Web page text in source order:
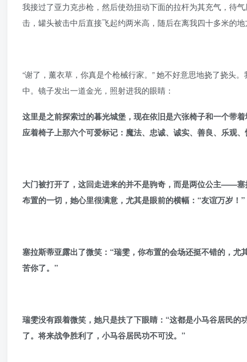
我接过了亚力克步枪，然后使劲扭动下面的拉杆为其充气，待
击，罐头被击中后直接飞起约两米高，随后在离我四十多米的地
“谢了，薰衣草，你真是个枪械行家。” 她不好意思地挠了挠头
中。镜子发出一道金光，照射进我的眼睛：
这里是之前探索过的暮光城堡，现在依旧是六张椅子和一个带
应着椅子上那六个可爱标记：魔法、忠诚、诚实、善良、乐观、
大门被打开了，这回走进来的并不是驹奇，而是两位公主——
布置的一切，她心里很满意，尤其是眼前的横幅：“友谊万岁！”
塞拉斯蒂亚露出了微笑：“瑞雯，你布置的会场还挺不错的，
苦你了。”
瑞雯没有跟着微笑，她只是扶了下眼睛：“这都是小马谷居民
了。将来战争胜利了，小马谷居民功不可没。”